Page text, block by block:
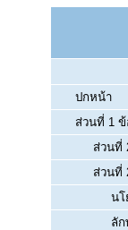
ปกหน้า
ส่วนที่ 1 ข้
ส่วนที่
ส่วนที่
นโ
ลั